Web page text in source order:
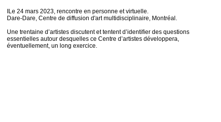
ILe 24 mars 2023, rencontre en personne et virtuelle.
Dare-Dare, Centre de diffusion d'art multidisciplinaire, Montréal.
Une trentaine d’artistes discutent et tentent d’identifier des questions
essentielles autour desquelles ce Centre d’artistes développera,
éventuellement, un long exercice.